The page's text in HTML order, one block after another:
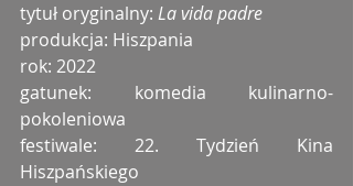
tytuł oryginalny: La vida padre
produkcja: Hiszpania
rok: 2022
gatunek: komedia kulinarno-
pokoleniowa
festiwale: 22. Tydzień Kina
Hiszpańskiego